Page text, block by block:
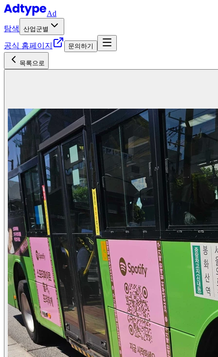
Ad
탐색
산업군별
공식 홈페이지 문의하기
목록으로